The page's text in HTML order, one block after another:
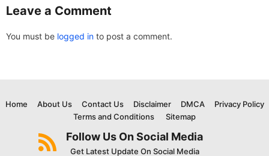
Leave a Comment
You must be logged in to post a comment.
Home About Us Contact Us Disclaimer DMCA
Privacy Policy
Terms and Conditions
Sitemap
Follow Us On Social Media
Get Latest Update On Social Media